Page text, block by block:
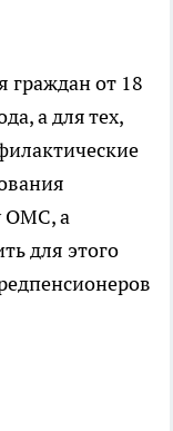
граждан от 18
а для тех,
ОМС, а
для этого